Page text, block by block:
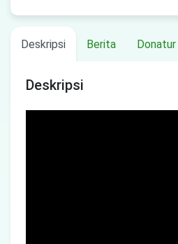
Deskripsi Berita Donatur
Deskripsi